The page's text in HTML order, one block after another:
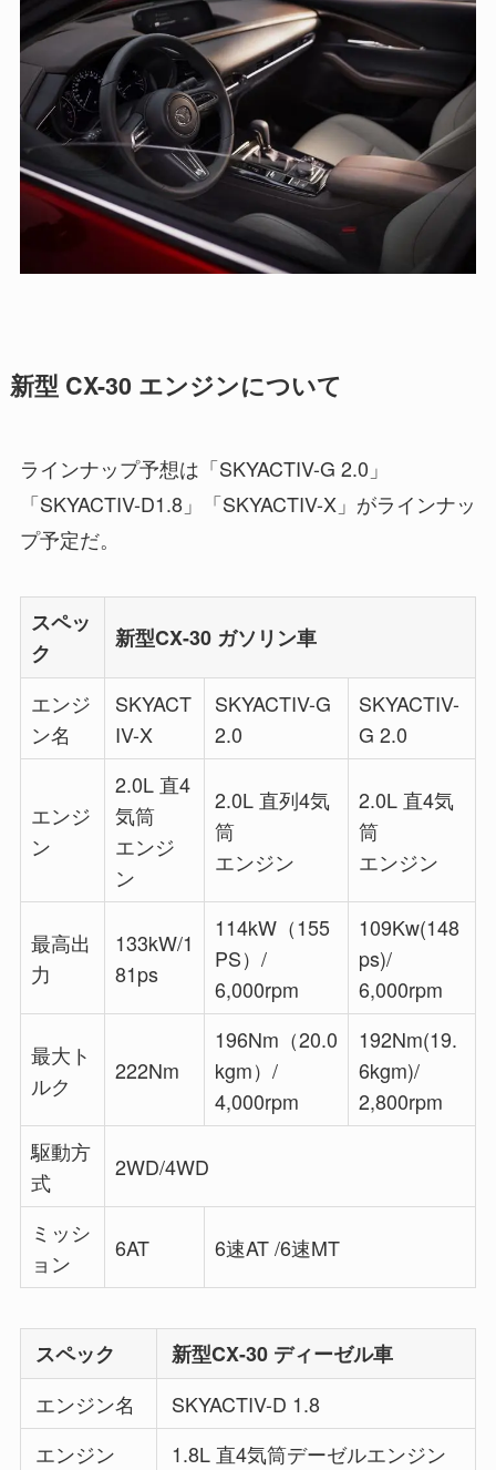
新型 CX-30 エンジンについて
ラインナップ予想は「SKYACTIV-G 2.0」
「SKYACTIV-D1.8」「SKYACTIV-X」がラインナッ
プ予定だ。
スペッ
ク
新型CX-30 ガソリン車
エンジ
ン名
SKYACT
IV-X
SKYACTIV-G
2.0
SKYACTIV-
G 2.0
エンジ
ン
2.0L 直4
気筒
エンジ
ン
2.0L 直列4気
筒
エンジン
2.0L 直4気
筒
エンジン
最高出
力
133kW/1
81ps
114kW（155
PS）/
6,000rpm
109Kw(148
ps)/
6,000rpm
最大ト
ルク
222Nm
196Nm（20.0
kgm）/
4,000rpm
192Nm(19.
6kgm)/
2,800rpm
駆動方
式
2WD/4WD
ミッシ
ョン
6AT 6速AT /6速MT
スペック
新型CX-30 ディーゼル車
エンジン名
SKYACTIV-D 1.8
エンジン
1.8L 直4気筒デーゼルエンジン